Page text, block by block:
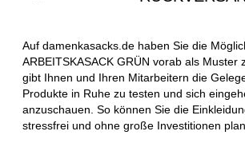
Auf damenkasacks.de haben Sie die
ARBEITSKASACK GRÜN vorab als Muster
gibt Ihnen und Ihren Mitarbeitern die
Produkte in Ruhe zu testen und sich
anzuschauen. So können Sie die
stressfrei und ohne große Investitionen